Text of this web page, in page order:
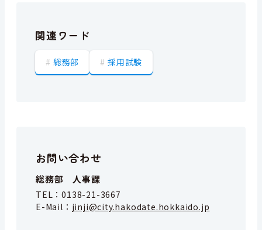
関連ワード
総務部 採用試験
お問い合わせ
総務部 人事課
TEL：0138-21-3667
E-Mail： jinji@city.hakodate.hokkaido.jp